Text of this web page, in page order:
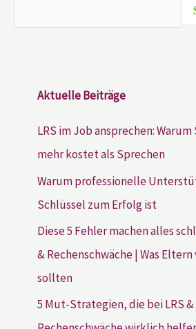
Aktuelle Beiträge
LRS im Job ansprechen:
mehr kostet als Sprechen
Warum professionelle
Schlüssel zum Erfolg ist
Diese 5 Fehler machen alles
& Rechenschwäche | Was
sollten
5 Mut-Strategien, die bei LRS &